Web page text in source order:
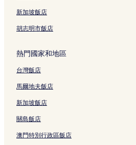
宜蘭縣的親子飯店
宜蘭縣的寵物友善飯店
羅東的寵物友善飯店
羅東的平價飯店
羅東的親子飯店
羅東的提供免費早餐的飯店
羅東的商務飯店
羅東的設有停車場的飯店
新加坡飯店
胡志明市飯店
熱門國家和地區
台灣飯店
馬爾地夫飯店
新加坡飯店
關島飯店
澳門特別行政區飯店